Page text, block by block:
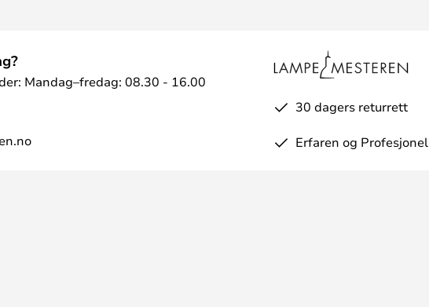
Mandag–fredag: 08.30 - 16.00
30 dagers returrett
Erfaren og